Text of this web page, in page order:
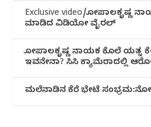
Exclusive video/ಗೋಪಾಲಕೃಷ್ಣ
ಮಾಡಿದ ವಿಡಿಯೋ ವೈರಲ್
ಗೋಪಾಲಕೃಷ್ಣ ನಾಯಕ ಕೊಲೆ ಯತ್ನ
ಇವನೇನಾ? ಸಿಸಿ ಕ್ಯಾಮೆರಾದಲ್ಲಿ
ಮಲೆನಾಡಿ‌ನ ಕೆರೆ ಭೇಟೆ